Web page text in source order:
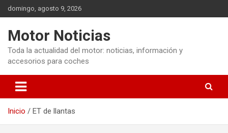
Saltar
al
domingo, agosto 9, 2026
Motor Noticias
Toda la actualidad del motor: noticias, información y
accesorios para coches
Inicio ET de llantas